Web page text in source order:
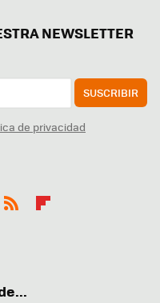
NEWSLETTER
SUSCRIBIR
de privacidad